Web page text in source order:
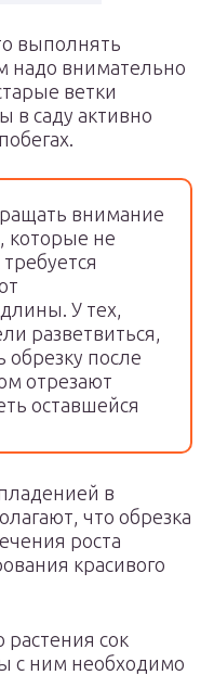
выполнять
надо внимательно
ветки
в саду активно
внимание
которые не
У тех,
разветвиться,
после
отрезают
оставшейся
в
что обрезка
роста
красивого
растения сок
с ним необходимо